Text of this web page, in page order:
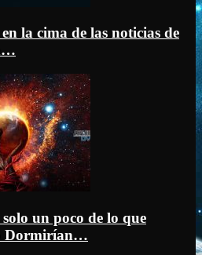
la cima de las noticias de
un poco de lo que
Dormirían…